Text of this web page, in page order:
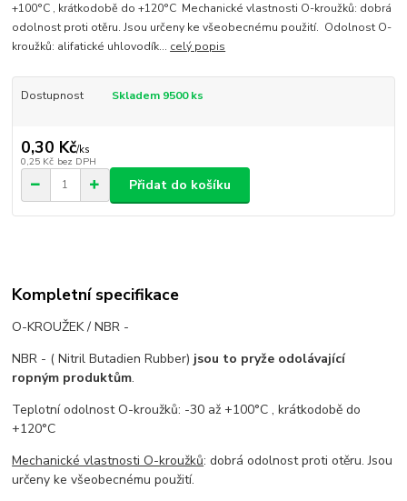
+100°C , krátkodobě do +120°C Mechanické vlastnosti O-kroužků: dobrá
odolnost proti otěru. Jsou určeny ke všeobecnému použití. Odolnost O-
kroužků: alifatické uhlovodík... celý popis
Dostupnost Skladem 9500 ks
0,30 Kč/ks
0,25 Kč bez DPH
Přidat do košíku
Kompletní specifikace
O-KROUŽEK / NBR -
NBR - ( Nitril Butadien Rubber) jsou to pryže odolávající
ropným produktům.
Teplotní odolnost O-kroužků: -30 až +100°C , krátkodobě do
+120°C
Mechanické vlastnosti O-kroužků: dobrá odolnost proti otěru. Jsou
určeny ke všeobecnému použití.